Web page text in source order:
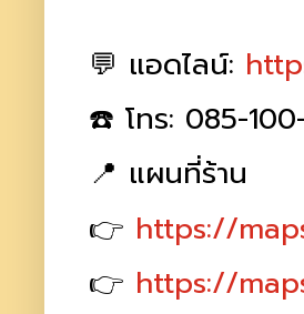
💬 แอดไลน์:
☎️ โทร: 085-
📍 แผนที่ร้าน
👉 https://
👉 https://